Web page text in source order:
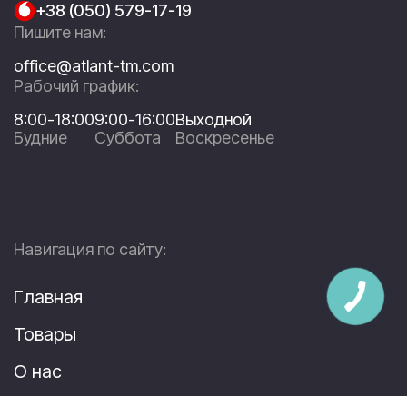
+38 (050) 579-17-19
Пишите нам:
office@atlant-tm.com
Рабочий график:
8:00-18:00
Будние
9:00-16:00
Суббота
Выходной
Воскресенье
Навигация по сайту:
Главная
Товары
О нас